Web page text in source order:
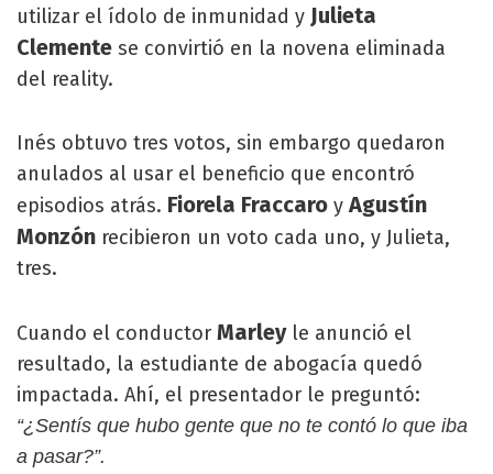
utilizar el ídolo de inmunidad y Julieta
Clemente se convirtió en la novena eliminada
del reality.
Inés obtuvo tres votos, sin embargo quedaron
anulados al usar el beneficio que encontró
episodios atrás. Fiorela Fraccaro yAgustín
Monzón recibieron un voto cada uno, y Julieta,
tres.
Cuando el conductor Marley le anunció el
resultado, la estudiante de abogacía quedó
impactada. Ahí, el presentador le preguntó:
“¿Sentís que hubo gente que no te contó lo que iba
a pasar?”.